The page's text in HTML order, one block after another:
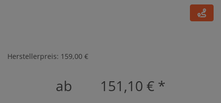
Herstellerpreis: 159,00 €
ab 151,10 € *